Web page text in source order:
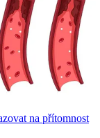
na přítomnost